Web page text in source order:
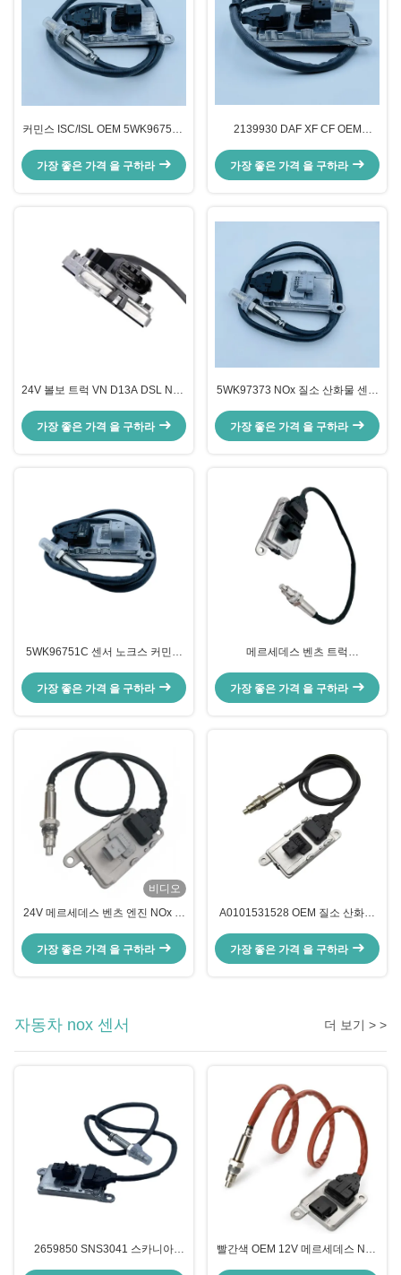
커민스 ISC/ISL OEM 5WK96752C
소 산화물 센서
가장 좋은 가격 을 구하라
2139930 DAF XF CF OEM
을위한 질소 산화물 NOx 센서
가장 좋은 가격 을 구하라
24V 볼보 트럭 VN D13A DSL NOx
가장 좋은 가격 을 구하라
5WK97373 NOx 질소 산화물 센서
가장 좋은 가격 을 구하라
5WK96751C 센서 노크스 커민스
2897309
가장 좋은 가격 을 구하라
메르세데스 벤츠 트럭
엔진 nox 센서
가장 좋은 가격 을 구하라
비디오
24V 메르세데스 벤츠 엔진 NOx 센
A0101531628
가장 좋은 가격 을 구하라
A0101531528 OEM 질소 산화물
스 NOx 센서 5WK97330A
가장 좋은 가격 을 구하라
자동차 nox 센서 더 보기 > >
2659850 SNS3041 스카니아
빨간색 OEM 12V 메르세데스 NOx